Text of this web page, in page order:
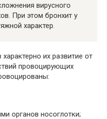
вирусного
При этом бронхит у
характер.
их развитие от
провоцирующих
органов носоглотки;